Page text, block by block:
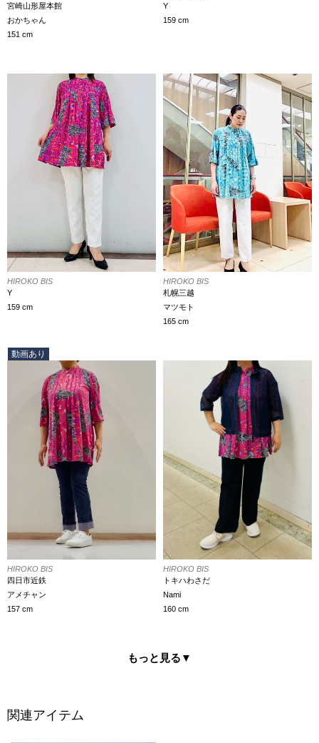
宮崎山形屋本館
おかちゃん
151 cm
Y
159 cm
HIROKO BIS
Y
159 cm
HIROKO BIS
札幌三越
マツモト
165 cm
動画あり
HIROKO BIS
四日市近鉄
アメチャン
157 cm
HIROKO BIS
トキハわさだ
Nami
160 cm
もっと見る ▼
関連アイテム